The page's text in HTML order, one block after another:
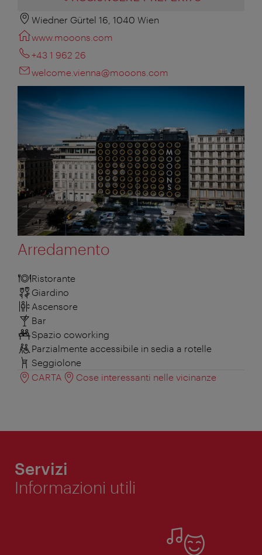
Wiedner Gürtel 16, 1040 Wien
www.mooons.com
+43 1 962 26
welcome.vienna@mooons.com
Arredamento
Ristorante
Giardino
Ascensore
Bar
Spazio coworking
Parzialmente accessibile in sedia a rotelle
Seggiolone
CARTA
Cose interessanti nelle vicinanze
Servizi
Informazioni utili